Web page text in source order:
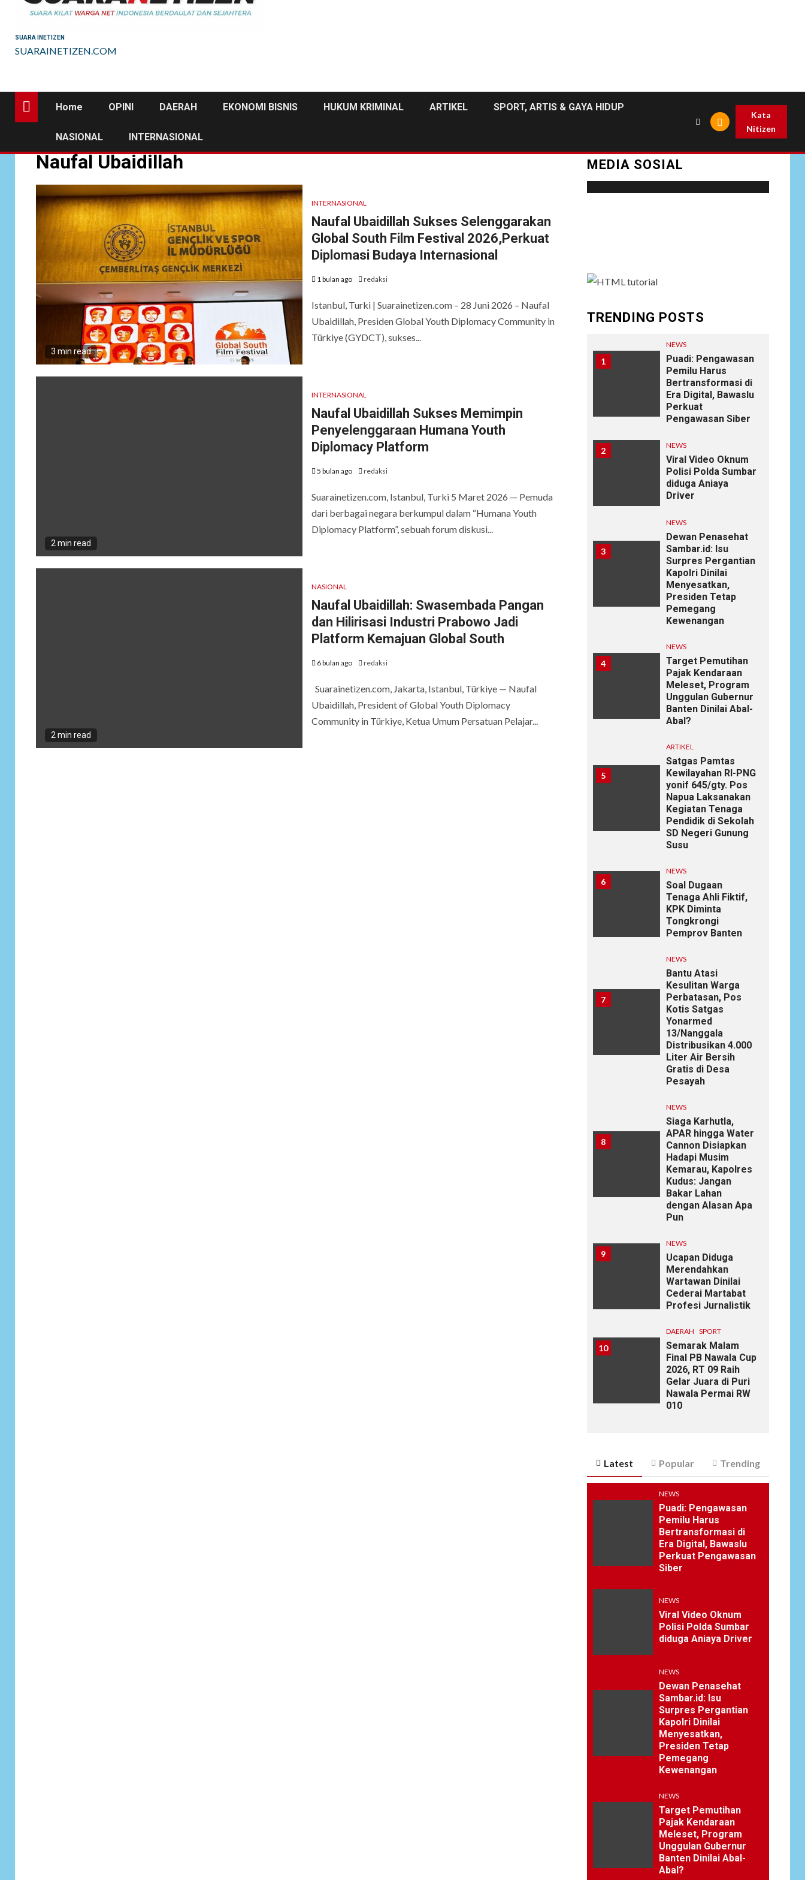
SUARA INETIZEN
SUARAINETIZEN.COM
Home OPINI DAERAH EKONOMI BISNIS HUKUM KRIMINAL ARTIKEL SPORT, ARTIS & GAYA HIDUP
NASIONAL INTERNASIONAL
Kata
Nitizen
Naufal Ubaidillah
3 min read
INTERNASIONAL
Naufal Ubaidillah Sukses Selenggarakan
Global South Film Festival 2026,Perkuat
Diplomasi Budaya Internasional
1 bulan ago redaksi
Istanbul, Turki | Suarainetizen.com – 28 Juni 2026 – Naufal
Ubaidillah, Presiden Global Youth Diplomacy Community in
Türkiye (GYDCT), sukses...
2 min read
INTERNASIONAL
Naufal Ubaidillah Sukses Memimpin
Penyelenggaraan Humana Youth
Diplomacy Platform
5 bulan ago redaksi
Suarainetizen.com, Istanbul, Turki 5 Maret 2026 — Pemuda
dari berbagai negara berkumpul dalam “Humana Youth
Diplomacy Platform”, sebuah forum diskusi...
2 min read
NASIONAL
Naufal Ubaidillah: Swasembada Pangan
dan Hilirisasi Industri Prabowo Jadi
Platform Kemajuan Global South
6 bulan ago redaksi
Suarainetizen.com, Jakarta, Istanbul, Türkiye — Naufal
Ubaidillah, President of Global Youth Diplomacy
Community in Türkiye, Ketua Umum Persatuan Pelajar...
MEDIA SOSIAL
TRENDING POSTS
1
NEWS
Puadi: Pengawasan
Pemilu Harus
Bertransformasi di
Era Digital, Bawaslu
Perkuat
Pengawasan Siber
2 NEWS
Viral Video Oknum
Polisi Polda Sumbar
diduga Aniaya
Driver
3
NEWS
Dewan Penasehat
Sambar.id: Isu
Surpres Pergantian
Kapolri Dinilai
Menyesatkan,
Presiden Tetap
Pemegang
Kewenangan
4
NEWS
Target Pemutihan
Pajak Kendaraan
Meleset, Program
Unggulan Gubernur
Banten Dinilai Abal-
Abal?
5
ARTIKEL
Satgas Pamtas
Kewilayahan RI-PNG
yonif 645/gty. Pos
Napua Laksanakan
Kegiatan Tenaga
Pendidik di Sekolah
SD Negeri Gunung
Susu
6
NEWS
Soal Dugaan
Tenaga Ahli Fiktif,
KPK Diminta
Tongkrongi
Pemprov Banten
7
NEWS
Bantu Atasi
Kesulitan Warga
Perbatasan, Pos
Kotis Satgas
Yonarmed
13/Nanggala
Distribusikan 4.000
Liter Air Bersih
Gratis di Desa
Pesayah
8
NEWS
Siaga Karhutla,
APAR hingga Water
Cannon Disiapkan
Hadapi Musim
Kemarau, Kapolres
Kudus: Jangan
Bakar Lahan
dengan Alasan Apa
Pun
9
NEWS
Ucapan Diduga
Merendahkan
Wartawan Dinilai
Cederai Martabat
Profesi Jurnalistik
10
DAERAH SPORT
Semarak Malam
Final PB Nawala Cup
2026, RT 09 Raih
Gelar Juara di Puri
Nawala Permai RW
010
Latest Popular Trending
NEWS
Puadi: Pengawasan
Pemilu Harus
Bertransformasi di
Era Digital, Bawaslu
Perkuat Pengawasan
Siber
NEWS
Viral Video Oknum
Polisi Polda Sumbar
diduga Aniaya Driver
NEWS
Dewan Penasehat
Sambar.id: Isu
Surpres Pergantian
Kapolri Dinilai
Menyesatkan,
Presiden Tetap
Pemegang
Kewenangan
NEWS
Target Pemutihan
Pajak Kendaraan
Meleset, Program
Unggulan Gubernur
Banten Dinilai Abal-
Abal?